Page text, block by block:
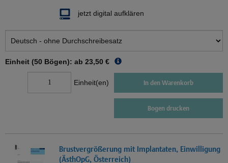
jetzt digital aufklären
Einheit (50 Bögen): ab 23,50 €
Einheit(en) In den Warenkorb
Bogen drucken
Brustvergrößerung mit Implantaten, Einwilligung
(ÄsthOpG, Österreich)